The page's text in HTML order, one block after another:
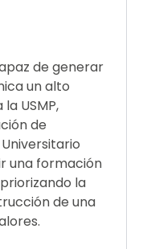
de generar
un alto
USMP,
de
una formación
la
de una